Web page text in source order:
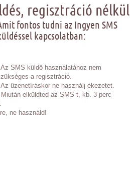
regisztráció nélkül
fontos tudni az Ingyen SMS
kapcsolatban:
Az SMS küldő használatához nem
a regisztráció.
Az üzenetíráskor ne használj ékezetet.
Miután elküldted az SMS-t, kb. 3 perc
ne használd!